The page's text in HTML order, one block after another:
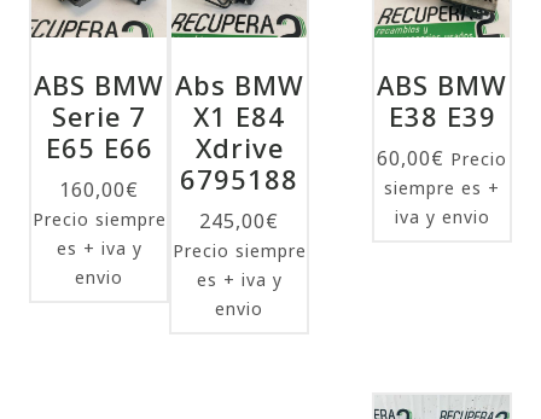
ABS BMW
Serie 7
E65 E66
160,00€
Precio siempre
es + iva y
envio
ABS BMW
E38 E39
60,00€ Precio
siempre es +
iva y envio
Abs BMW
X1 E84
Xdrive
6795188
245,00€
Precio siempre
es + iva y
envio